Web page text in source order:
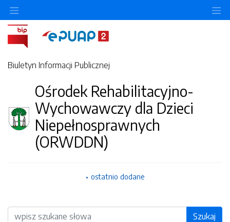
Biuletyn Informacji Publicznej
Ośrodek Rehabilitacyjno-
Wychowawczy dla Dzieci
Niepełnosprawnych
(ORWDDN)
ostatnio dodane
Wyszukiwarka Szukaj